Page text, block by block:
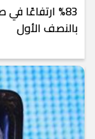
%83
بالنصف الأول